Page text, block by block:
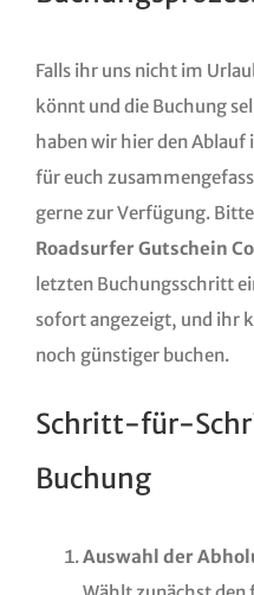
Falls ihr uns nicht im
könnt und die Buchung
haben wir hier den
für euch
gerne zur Verfügung.
Roadsurfer Gutschein
letzten Buchungsschritt
sofort angezeigt, und ihr
noch günstiger buchen.
Schritt-für-
Buchung
Auswahl der